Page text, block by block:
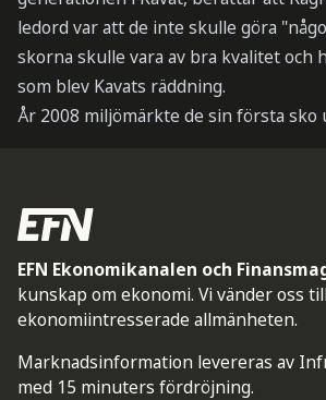
ledord var att de inte skulle göra
skorna skulle vara av bra kvalitet och
som blev Kavats räddning.
År 2008 miljömärkte de sin första sko
EFN Ekonomikanalen och
kunskap om ekonomi. Vi vänder oss
ekonomiintresserade allmänheten.
Marknadsinformation levereras av
med 15 minuters fördröjning.